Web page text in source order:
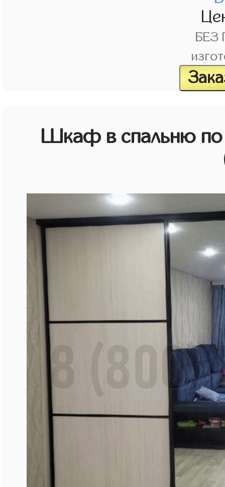
БЕЗ
Шкаф в спальню по